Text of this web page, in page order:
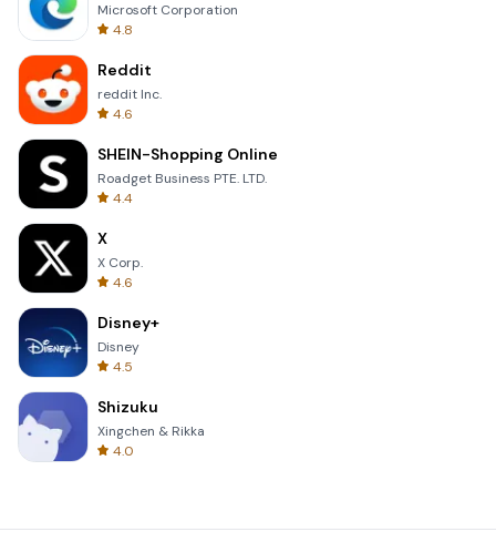
Microsoft Corporation
4.8
Reddit
reddit Inc.
4.6
SHEIN-Shopping Online
Roadget Business PTE. LTD.
4.4
X
X Corp.
4.6
Disney+
Disney
4.5
Shizuku
Xingchen & Rikka
4.0